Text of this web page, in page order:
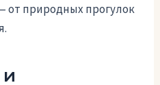
от природных прогулок